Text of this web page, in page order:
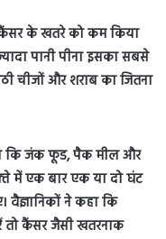
के खतरे को कम किया
पानी पीना इसका सबसे
चीजों और शराब का जितना
कि जंक फूड, पैक मील और
में एक बार एक या दो घंट
वैज्ञानिकों ने कहा कि
तो कैंसर जैसी खतरनाक